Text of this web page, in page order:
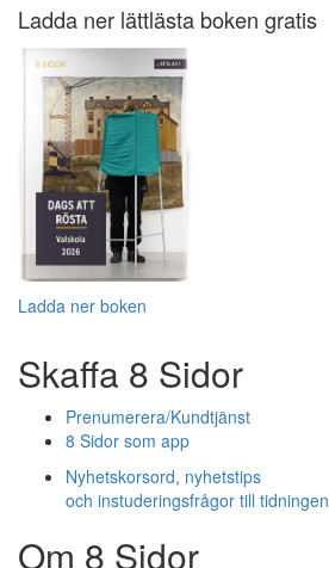
Ladda ner lättlästa boken gratis
Ladda ner boken
Skaffa 8 Sidor
Prenumerera/Kundtjänst
8 Sidor som app
Nyhetskorsord, nyhetstips
och instuderingsfrågor till tidningen
Om 8 Sidor